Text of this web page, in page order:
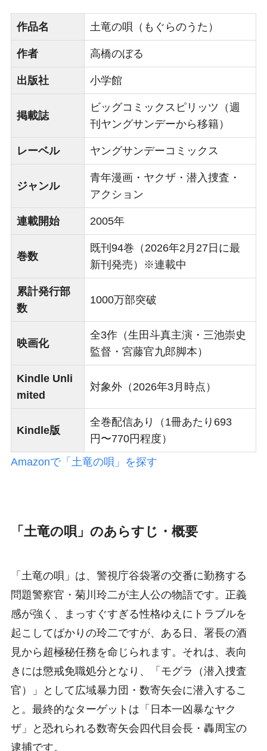
作品名 土竜の唄（もぐらのうた）
作者 高橋のぼる
出版社 小学館
掲載誌
ビッグコミックスピリッツ（週
刊ヤングサンデーから移籍）
レーベル ヤングサンデーコミックス
ジャンル
青年漫画・ヤクザ・潜入捜査・
アクション
連載開始 2005年
巻数
既刊94巻（2026年2月27日に最
新刊発売）※連載中
累計発行部
数
1000万部突破
映画化
全3作（生田斗真主演・三池崇史
監督・宮藤官九郎脚本）
Kindle Unli
mited
対象外（2026年3月時点）
Kindle版
全巻配信あり（1冊あたり693
円〜770円程度）
Amazonで「土竜の唄」を探す
「土竜の唄」のあらすじ・概要
「土竜の唄」は、警視庁谷袋署の交番に勤務する
問題警察官・菊川玲二が主人公の物語です。正義
感が強く、まっすぐすぎる性格ゆえにトラブルを
起こしてばかりの玲二ですが、ある日、署長の酒
見から超極秘任務を命じられます。それは、表向
きには懲戒免職処分となり、「モグラ（潜入捜査
官）」として広域暴力団・数寄矢会に潜入するこ
と。最終的なターゲットは「日本一凶暴なヤク
ザ」と恐れられる数寄矢会四代目会長・轟周宝の
逮捕です。